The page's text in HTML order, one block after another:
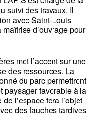
suivi des travaux. Il
avec Saint-Louis
d’ouvrage pour
met l’accent sur une
des ressources. La
du parc permettront
paysager favorable à la
l’espace fera l’objet
des fauches tardives